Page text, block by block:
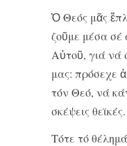
Ὁ Θεός μᾶς
ζοῦμε μέσα σέ
Αὐτοῦ, γιά νά
μας: πρόσεχε
τόν Θεό, νά
σκέψεις θεϊκές.
Τότε τό